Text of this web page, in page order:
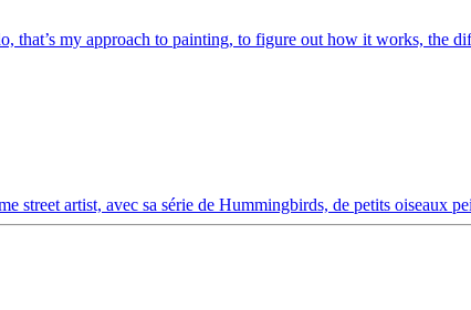
that’s my approach to painting, to figure out how it works, the
street artist, avec sa série de Hummingbirds, de petits oiseaux